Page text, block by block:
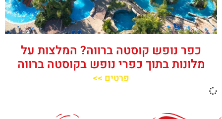
כפר נופש קוסטה ברווה? המלצות על
מלונות בתוך כפרי נופש בקוסטה ברווה
פרטים >>